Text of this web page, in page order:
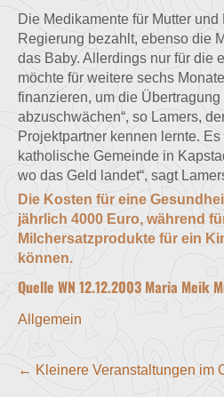
Die Medikamente für Mutter
Regierung bezahlt, ebenso die
das Baby. Allerdings nur für die
möchte für weitere sechs
finanzieren, um die
abzuschwächen“, so Lamers,
Projektpartner kennen lernte.
katholische Gemeinde in
wo das Geld landet“, sagt
Die Kosten für eine
jährlich 4000 Euro, während
Milchersatzprodukte für ein
können.
Quelle WN 12.12.2003 Maria Meik
Allgemein
Post
navigation
← Kleinere Veranstaltungen im